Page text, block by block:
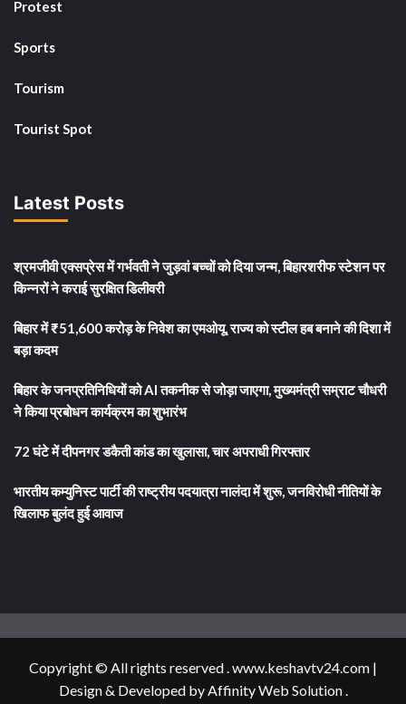
Protest
Sports
Tourism
Tourist Spot
Latest Posts
श्रमजीवी एक्सप्रेस में गर्भवती ने जुड़वां बच्चों को दिया जन्म, बिहारशरीफ स्टेशन पर
किन्नरों ने कराई सुरक्षित डिलीवरी
बिहार में ₹51,600 करोड़ के निवेश का एमओयू, राज्य को स्टील हब बनाने की दिशा में
बड़ा कदम
बिहार के जनप्रतिनिधियों को AI तकनीक से जोड़ा जाएगा, मुख्यमंत्री सम्राट चौधरी
ने किया प्रबोधन कार्यक्रम का शुभारंभ
72 घंटे में दीपनगर डकैती कांड का खुलासा, चार अपराधी गिरफ्तार
भारतीय कम्युनिस्ट पार्टी की राष्ट्रीय पदयात्रा नालंदा में शुरू, जनविरोधी नीतियों के
खिलाफ बुलंद हुई आवाज
Copyright © All rights reserved . www.keshavtv24.com |
Design & Developed byAffinity Web Solution.